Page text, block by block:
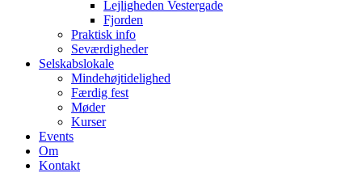
Lejligheden Vestergade
Fjorden
Praktisk info
Seværdigheder
Selskabslokale
Mindehøjtidelighed
Færdig fest
Møder
Kurser
Events
Om
Kontakt